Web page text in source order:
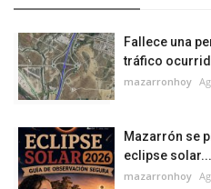
Fallece una
tráfico
mazarronhoy
Mazarrón se
eclipse solar...
mazarronhoy